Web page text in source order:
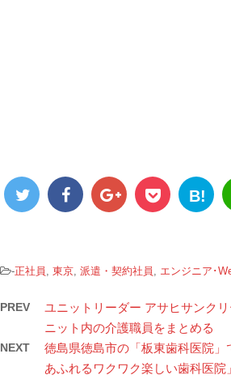
B!
-正社員 , 東京, 派遣・契約社員 , エンジニア･
PREV
ユニットリーダー アサヒサンク
ニット内の介護職員をまとめる
NEXT
徳島県徳島市の「板東歯科医院
あふれるワクワク楽しい歯科医